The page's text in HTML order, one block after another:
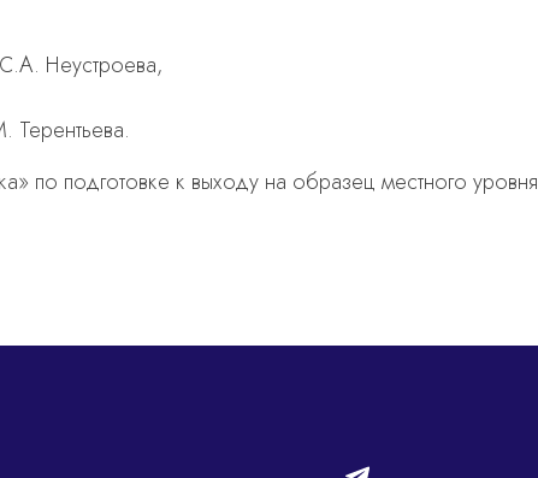
Неустроева,
Терентьева.
по подготовке к выходу на образец местного